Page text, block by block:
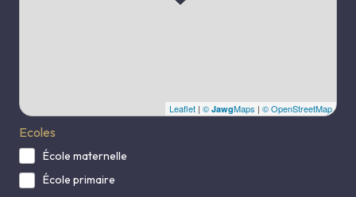
Leaflet | © JawgMaps | © OpenStreetMap
Ecoles
École maternelle
École primaire